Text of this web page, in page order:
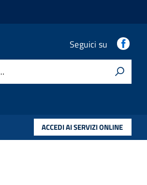
Seguici su
ACCEDI AI SERVIZI ONLINE